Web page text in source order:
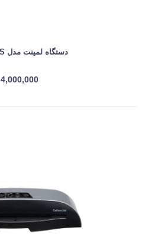
دستگاه لمینت مدل 320S سایز A3
4,000,000